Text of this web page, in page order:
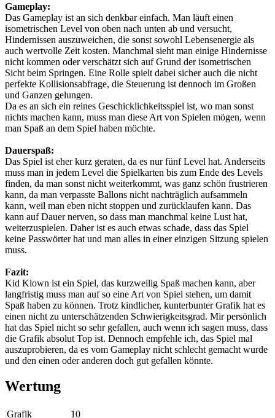
Gameplay:
Das Gameplay ist an sich denkbar einfach. Man läuft einen
isometrischen Level von oben nach unten ab und versucht,
Hindernissen auszuweichen, die sonst sowohl Lebensenergie als
auch wertvolle Zeit kosten. Manchmal sieht man einige Hindernisse
nicht kommen oder verschätzt sich auf Grund der isometrischen
Sicht beim Springen. Eine Rolle spielt dabei sicher auch die nicht
perfekte Kollisionsabfrage, die Steuerung ist dennoch im Großen
und Ganzen gelungen.
Da es an sich ein reines Geschicklichkeitsspiel ist, wo man sonst
nichts machen kann, muss man diese Art von Spielen mögen, wenn
man Spaß an dem Spiel haben möchte.
Dauerspaß:
Das Spiel ist eher kurz geraten, da es nur fünf Level hat. Anderseits
muss man in jedem Level die Spielkarten bis zum Ende des Levels
finden, da man sonst nicht weiterkommt, was ganz schön frustrieren
kann, da man verpasste Ballons nicht nachträglich aufsammeln
kann, weil man eben nicht stoppen und zurücklaufen kann. Das
kann auf Dauer nerven, so dass man manchmal keine Lust hat,
weiterzuspielen. Daher ist es auch etwas schade, dass das Spiel
keine Passwörter hat und man alles in einer einzigen Sitzung spielen
muss.
Fazit:
Kid Klown ist ein Spiel, das kurzweilig Spaß machen kann, aber
langfristig muss man auf so eine Art von Spiel stehen, um damit
Spaß haben zu können. Trotz kindlicher, kunterbunter Grafik hat es
einen nicht zu unterschätzenden Schwierigkeitsgrad. Mir persönlich
hat das Spiel nicht so sehr gefallen, auch wenn ich sagen muss, dass
die Grafik absolut Top ist. Dennoch empfehle ich, das Spiel mal
auszuprobieren, da es vom Gameplay nicht schlecht gemacht wurde
und den einen oder anderen doch gut gefallen könnte.
Wertung
Grafik 10